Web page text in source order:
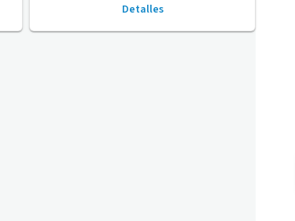
Detalles